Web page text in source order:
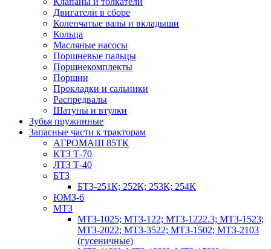
Двигатели в сборе
Коленчатые валы и вкладыши
Кольца
Масляные насосы
Поршневые пальцы
Поршнекомплекты
Поршни
Прокладки и сальники
Распредвалы
Шатуны и втулки
Зубья пружинные
Запасные части к тракторам
АГРОМАШ 85ТК
КТЗ Т-70
ЛТЗ Т-40
БТЗ
БТЗ-251К; 252К; 253К; 254К
ЮМЗ-6
МТЗ
МТЗ-1025; МТЗ-122; МТЗ-1222.3; МТЗ-1523;
МТЗ-2022; МТЗ-3522; МТЗ-1502; МТЗ-2103
(гусеничные)